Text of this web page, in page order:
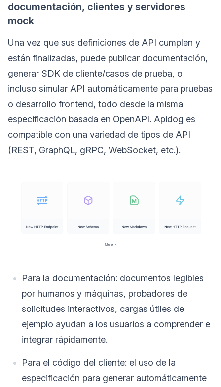
documentación, clientes y servidores
mock
Una vez que sus definiciones de API cumplen y
están finalizadas, puede publicar documentación,
generar SDK de cliente/casos de prueba, o
incluso simular API automáticamente para pruebas
o desarrollo frontend, todo desde la misma
especificación basada en OpenAPI. Apidog es
compatible con una variedad de tipos de API
(REST, GraphQL, gRPC, WebSocket, etc.).
Para la documentación: documentos legibles
por humanos y máquinas, probadores de
solicitudes interactivos, cargas útiles de
ejemplo ayudan a los usuarios a comprender e
integrar rápidamente.
Para el código del cliente: el uso de la
especificación para generar automáticamente